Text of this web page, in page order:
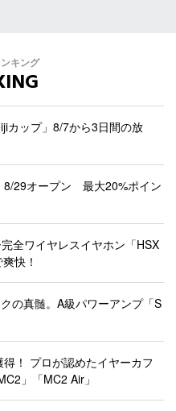
キング
カップ」8/7から3日間の放
8/29オープン 最大20%ポイン
全ワイヤレスイヤホン「HSX
快！
の真髄。A級パワーアンプ「S
！ プロが認めたイヤーカフ
」「MC2 Air」